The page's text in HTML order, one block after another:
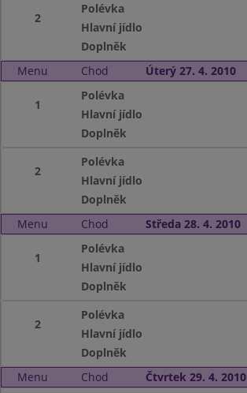
2
Polévka
Hlavní jídlo
Doplněk
Menu
Chod Úterý 27. 4. 2010
1
Polévka
Hlavní jídlo
Doplněk
2
Polévka
Hlavní jídlo
Doplněk
Menu
Chod Středa 28. 4. 2010
1
Polévka
Hlavní jídlo
Doplněk
2
Polévka
Hlavní jídlo
Doplněk
Menu
Chod Čtvrtek 29. 4. 2010